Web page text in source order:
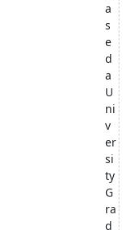
a
s
e
d
a
U
ni
v
er
si
ty
G
ra
d